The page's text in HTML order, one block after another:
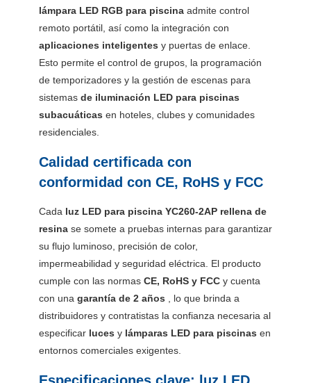
lámpara LED RGB para piscina admite control
remoto portátil, así como la integración con
aplicaciones inteligentes y puertas de enlace.
Esto permite el control de grupos, la programación
de temporizadores y la gestión de escenas para
sistemas de iluminación LED para piscinas
subacuáticas en hoteles, clubes y comunidades
residenciales.
Calidad certificada con
conformidad con CE, RoHS y FCC
Cada luz LED para piscina YC260-2AP rellena de
resina se somete a pruebas internas para garantizar
su flujo luminoso, precisión de color,
impermeabilidad y seguridad eléctrica. El producto
cumple con las normas CE, RoHS y FCC y cuenta
con una garantía de 2 años , lo que brinda a
distribuidores y contratistas la confianza necesaria al
especificar luces y lámparas LED para piscinas en
entornos comerciales exigentes.